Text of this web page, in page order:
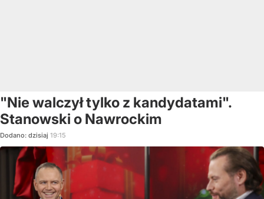
"Nie walczył tylko z kandydatami".
Stanowski o Nawrockim
Dodano: dzisiaj 19:15